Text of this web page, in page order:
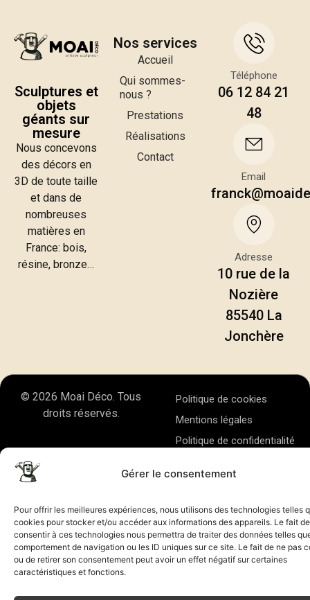
Gérer le consentement
Pour offrir les meilleures expériences, nous utilisons des technologies telles
cookies pour stocker et/ou accéder aux informations des appareils. Le fait de
consentir à ces technologies nous permettra de traiter des données telles
comportement de navigation ou les ID uniques sur ce site. Le fait de ne pas
ou de retirer son consentement peut avoir un effet négatif sur certaines
caractéristiques et fonctions.
Sculptures et
objets
géants sur
mesure
Nous concevons
des décors en
3D de toute taille
et dans de
nombreuses
matières en
France: bois,
résine, bronze…
Nos services
Accueil
Qui sommes-
nous ?
Prestations
Réalisations
Contact
Téléphone
06 12 84 21
48
Email
Adresse
10 rue de la
Nozière
85540 La
Jonchère
© 2026 Moai Déco. Tous
droits réservés.
Politique de cookies
Mentions légales
Politique de confidentialité